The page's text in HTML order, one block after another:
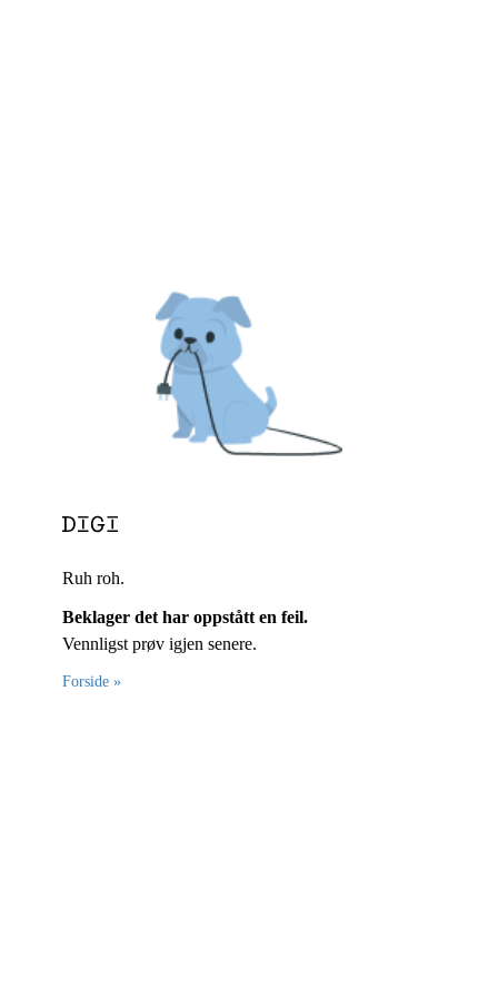
Ruh roh.
Beklager det har oppstått en feil.
Vennligst prøv igjen senere.
Forside »